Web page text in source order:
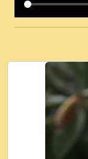
कई पकड
Ki -
#Ishwar
जब से
Rishikesh
तन हल
गल लग जव